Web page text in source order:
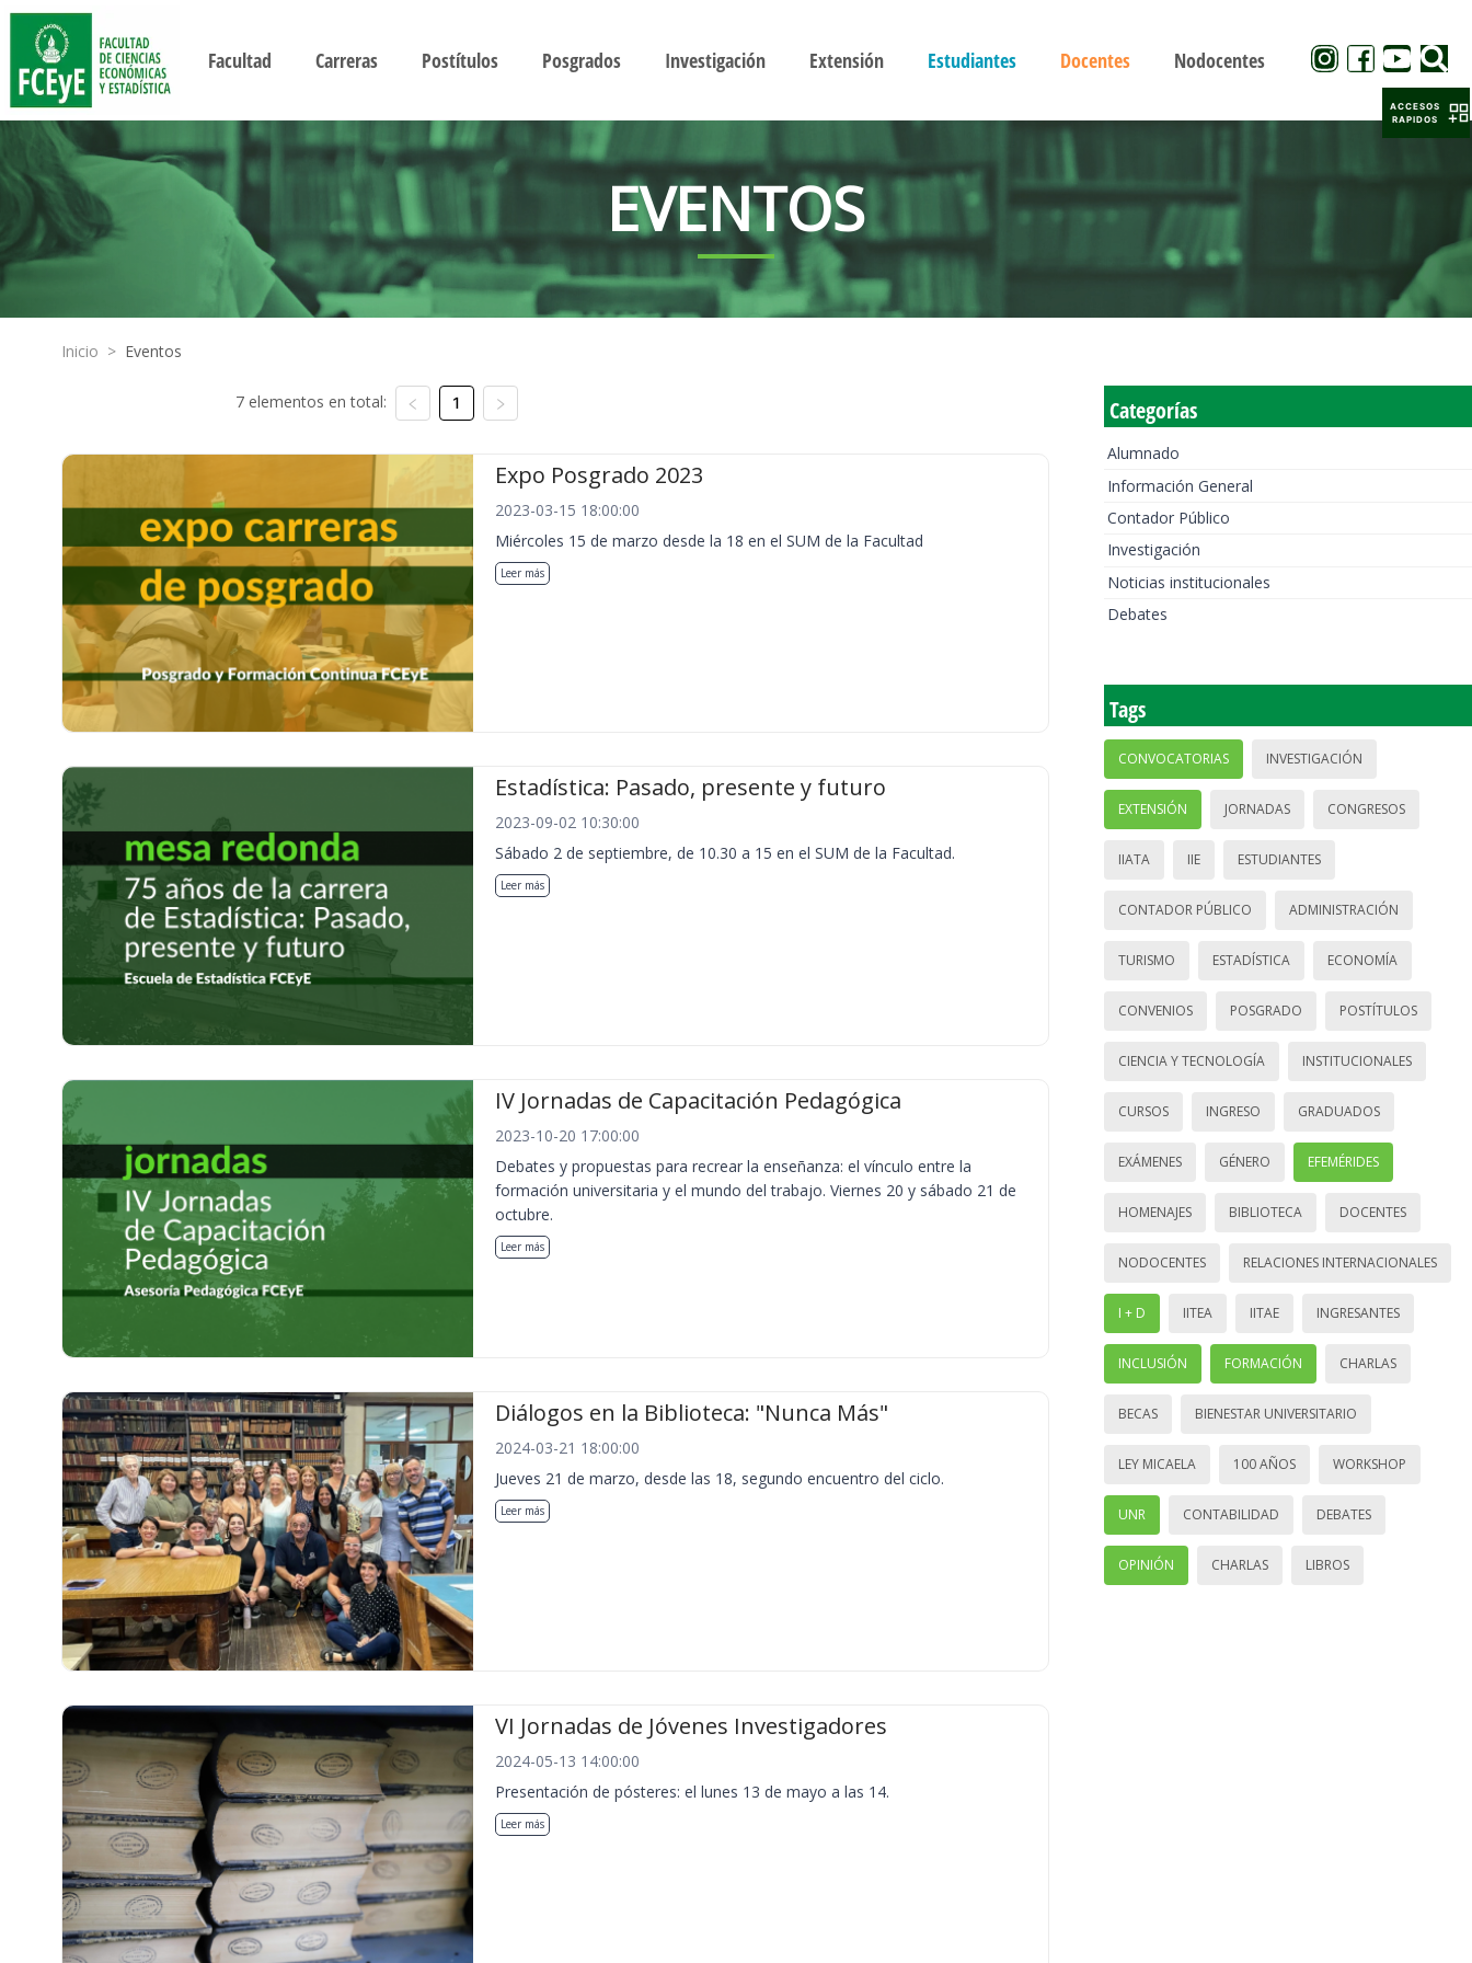
Facultad Carreras Postítulos Posgrados Investigación Extensión Estudiantes Docentes Nodocentes
EVENTOS
Inicio > Eventos
7 elementos en total: 1
Expo Posgrado 2023
2023-03-15 18:00:00
Miércoles 15 de marzo desde la 18 en el SUM de la Facultad
Leer más
Estadística: Pasado, presente y futuro
2023-09-02 10:30:00
Sábado 2 de septiembre, de 10.30 a 15 en el SUM de la Facultad.
Leer más
IV Jornadas de Capacitación Pedagógica
2023-10-20 17:00:00
Debates y propuestas para recrear la enseñanza: el vínculo entre la
formación universitaria y el mundo del trabajo. Viernes 20 y sábado 21 de
octubre.
Leer más
Diálogos en la Biblioteca: "Nunca Más"
2024-03-21 18:00:00
Jueves 21 de marzo, desde las 18, segundo encuentro del ciclo.
Leer más
VI Jornadas de Jóvenes Investigadores
2024-05-13 14:00:00
Presentación de pósteres: el lunes 13 de mayo a las 14.
Leer más
Categorías
Alumnado
Información General
Contador Público
Investigación
Noticias institucionales
Debates
Tags
CONVOCATORIAS INVESTIGACIÓN
EXTENSIÓN JORNADAS CONGRESOS
IIATA IIE ESTUDIANTES
CONTADOR PÚBLICO ADMINISTRACIÓN
TURISMO ESTADÍSTICA ECONOMÍA
CONVENIOS POSGRADO POSTÍTULOS
CIENCIA Y TECNOLOGÍA INSTITUCIONALES
CURSOS INGRESO GRADUADOS
EXÁMENES GÉNERO EFEMÉRIDES
HOMENAJES BIBLIOTECA DOCENTES
NODOCENTES RELACIONES INTERNACIONALES
I + D IITEA IITAE INGRESANTES
INCLUSIÓN FORMACIÓN CHARLAS
BECAS BIENESTAR UNIVERSITARIO
LEY MICAELA 100 AÑOS WORKSHOP
UNR CONTABILIDAD DEBATES
OPINIÓN CHARLAS LIBROS
ACCESOS
RAPIDOS